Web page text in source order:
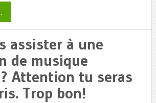
assister à une
de musique
Attention tu seras
Trop bon!